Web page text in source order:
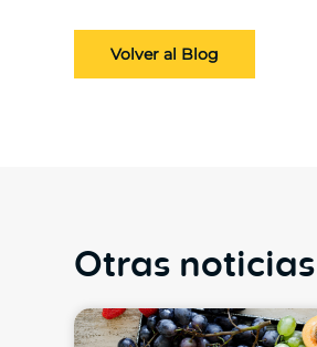
Volver al Blog
Otras noticias